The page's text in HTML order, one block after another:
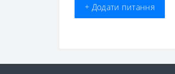
+ Додати питання